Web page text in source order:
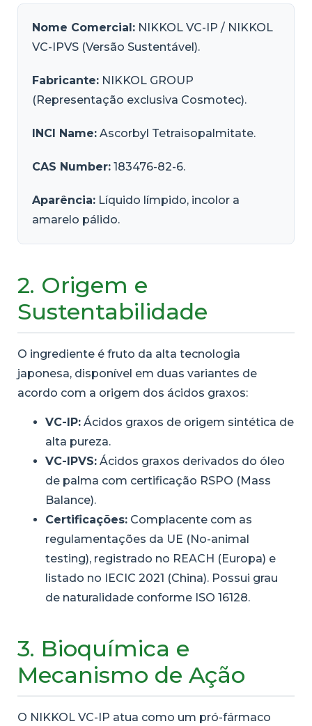
Nome Comercial: NIKKOL VC-IP / NIKKOL
VC-IPVS (Versão Sustentável).
Fabricante: NIKKOL GROUP
(Representação exclusiva Cosmotec).
INCI Name: Ascorbyl Tetraisopalmitate.
CAS Number: 183476-82-6.
Aparência: Líquido límpido, incolor a
amarelo pálido.
2. Origem e
Sustentabilidade
O ingrediente é fruto da alta tecnologia
japonesa, disponível em duas variantes de
acordo com a origem dos ácidos graxos:
VC-IP: Ácidos graxos de origem sintética de
alta pureza.
VC-IPVS: Ácidos graxos derivados do óleo
de palma com certificação RSPO (Mass
Balance).
Certificações: Complacente com as
regulamentações da UE (No-animal
testing), registrado no REACH (Europa) e
listado no IECIC 2021 (China). Possui grau
de naturalidade conforme ISO 16128.
3. Bioquímica e
Mecanismo de Ação
O NIKKOL VC-IP atua como um pró-fármaco